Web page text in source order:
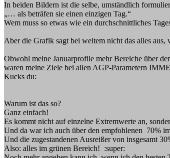
In beiden Bildern ist die selbe, umständlich
„… als beträfen sie einen einzigen Tag.“
Wem muss so etwas wie ein durchschnittliches
Aber die Grafik sagt bei weitem nicht das alles aus,
Obwohl meine Januarprofile mehr Bereiche über
waren meine Ziele bei allen AGP-Parametern
Kucks du:
Warum ist das so?
Ganz einfach!
Es kommt nicht auf einzelne Extremwerte an,
Und da war ich auch über den empfohlenen 70%
Und die zugestandenen Ausreißer von insgesamt
Also: alles im grünen Bereich! :super: